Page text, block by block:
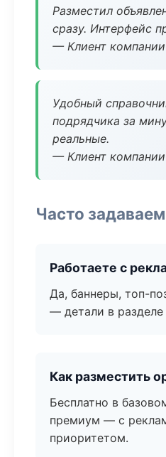
Разместил
сразу. Интерфейс
— Клиент компании
Удобный
подрядчика за
реальные.
— Клиент компании
Часто
Работаете с
Да, баннеры, топ-
— детали в разделе
Как разместить
Бесплатно в
премиум — с
приоритетом.